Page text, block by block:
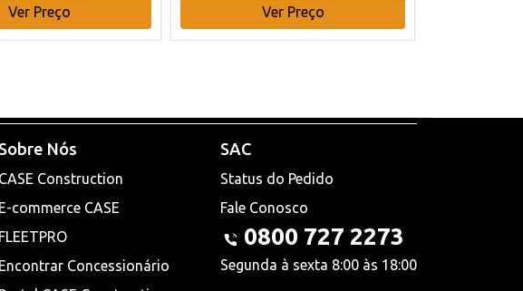
Ver Preço
Ver Preço
Sobre Nós
CASE Construction
E-commerce CASE
FLEETPRO
Encontrar Concessionário
SAC
Status do Pedido
Fale Conosco
0800 727 2273
Segunda à sexta 8:00 às 18:00